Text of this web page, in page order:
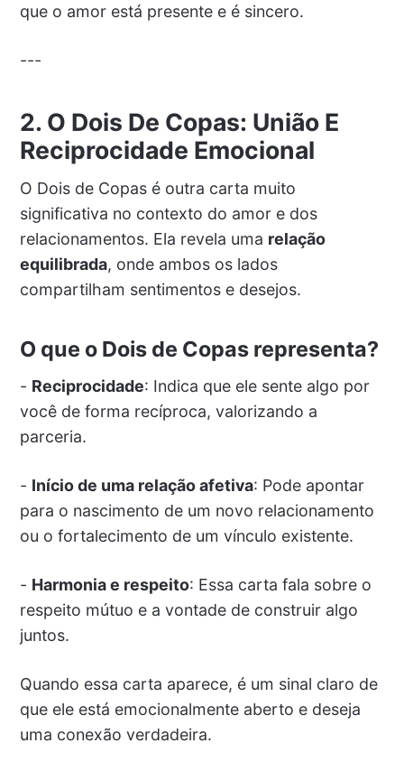
que o amor está presente e é sincero.
---
2. O Dois De Copas: União E
Reciprocidade Emocional
O Dois de Copas é outra carta muito
significativa no contexto do amor e dos
relacionamentos. Ela revela uma relação
equilibrada, onde ambos os lados
compartilham sentimentos e desejos.
O que o Dois de Copas representa?
- Reciprocidade: Indica que ele sente algo por
você de forma recíproca, valorizando a
parceria.
- Início de uma relação afetiva: Pode apontar
para o nascimento de um novo relacionamento
ou o fortalecimento de um vínculo existente.
- Harmonia e respeito: Essa carta fala sobre o
respeito mútuo e a vontade de construir algo
juntos.
Quando essa carta aparece, é um sinal claro de
que ele está emocionalmente aberto e deseja
uma conexão verdadeira.